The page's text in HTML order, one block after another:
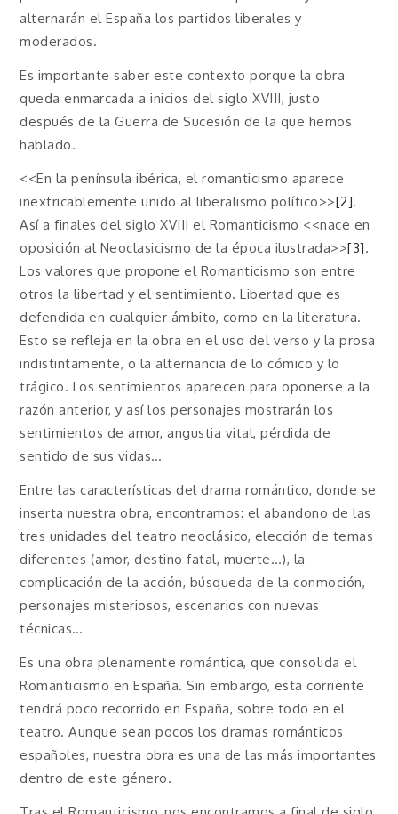
alternarán el España los partidos liberales y
moderados.
Es importante saber este contexto porque la obra
queda enmarcada a inicios del siglo XVIII, justo
después de la Guerra de Sucesión de la que hemos
hablado.
<<En la península ibérica, el romanticismo aparece
inextricablemente unido al liberalismo político>>[2].
Así a finales del siglo XVIII el Romanticismo <<nace en
oposición al Neoclasicismo de la época ilustrada>>[3].
Los valores que propone el Romanticismo son entre
otros la libertad y el sentimiento. Libertad que es
defendida en cualquier ámbito, como en la literatura.
Esto se refleja en la obra en el uso del verso y la prosa
indistintamente, o la alternancia de lo cómico y lo
trágico. Los sentimientos aparecen para oponerse a la
razón anterior, y así los personajes mostrarán los
sentimientos de amor, angustia vital, pérdida de
sentido de sus vidas…
Entre las características del drama romántico, donde se
inserta nuestra obra, encontramos: el abandono de las
tres unidades del teatro neoclásico, elección de temas
diferentes (amor, destino fatal, muerte…), la
complicación de la acción, búsqueda de la conmoción,
personajes misteriosos, escenarios con nuevas
técnicas…
Es una obra plenamente romántica, que consolida el
Romanticismo en España. Sin embargo, esta corriente
tendrá poco recorrido en España, sobre todo en el
teatro. Aunque sean pocos los dramas románticos
españoles, nuestra obra es una de las más importantes
dentro de este género.